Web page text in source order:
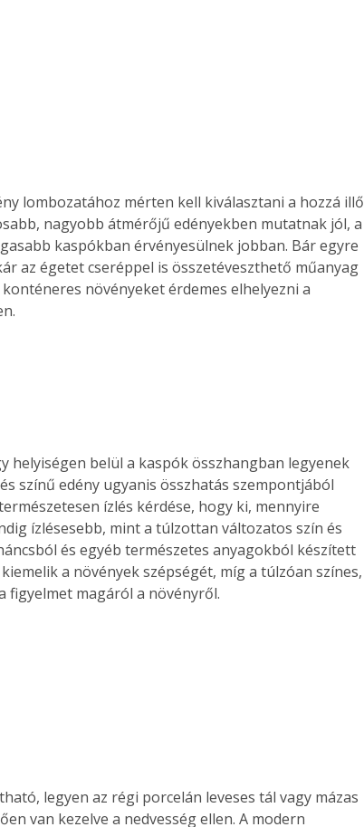
lombozatához mérten kell kiválasztani a hozzá illő
nagyobb átmérőjű edényekben mutatnak jól, a
kaspókban érvényesülnek jobban. Bár egyre
az égetet cseréppel is összetéveszthető műanyag
növényeket érdemes elhelyezni a
helyiségen belül a kaspók összhangban legyenek
színű edény ugyanis összhatás szempontjából
ízlés kérdése, hogy ki, mennyire
ízlésesebb, mint a túlzottan változatos szín és
és egyéb természetes anyagokból készített
a növények szépségét, míg a túlzóan színes,
figyelmet magáról a növényről.
legyen az régi porcelán leveses tál vagy mázas
van kezelve a nedvesség ellen. A modern